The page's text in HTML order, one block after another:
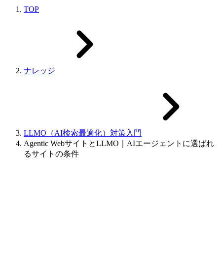
TOP
ナレッジ
LLMO（AI検索最適化）対策入門
Agentic WebサイトとLLMO｜AIエージェントに選ばれ
るサイトの条件